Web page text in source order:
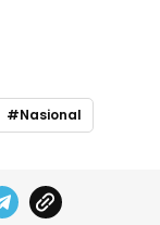
Nasional